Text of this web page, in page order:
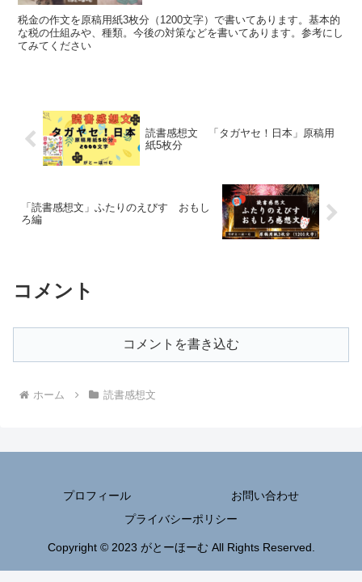
税金の作文を原稿用紙3枚分（1200文字）で書いてあります。基本的
な税の仕組みや、種類。今後の対策などを書いてあります。参考にし
てみてください
読書感想文 「タガヤセ！日本」原稿用
紙5枚分
「読書感想文」ふたりのえびす おもし
ろ編
コメント
コメントを書き込む
ホーム 読書感想文
プロフィール
お問い合わせ
プライバシーポリシー
Copyright © 2023 がとーほーむ All Rights Reserved.